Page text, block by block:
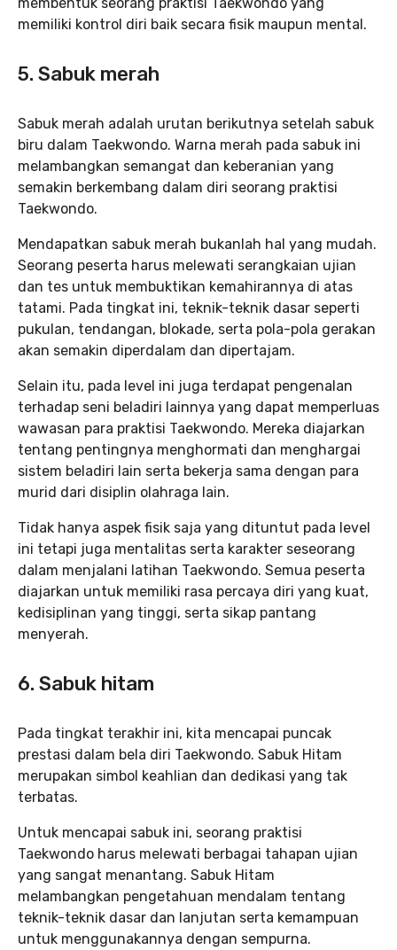
memiliki kontrol diri baik secara fisik maupun mental.
5. Sabuk merah
Sabuk merah adalah urutan berikutnya setelah sabuk
biru dalam Taekwondo. Warna merah pada sabuk ini
melambangkan semangat dan keberanian yang
semakin berkembang dalam diri seorang praktisi
Taekwondo.
Mendapatkan sabuk merah bukanlah hal yang mudah.
Seorang peserta harus melewati serangkaian ujian
dan tes untuk membuktikan kemahirannya di atas
tatami. Pada tingkat ini, teknik-teknik dasar seperti
pukulan, tendangan, blokade, serta pola-pola gerakan
akan semakin diperdalam dan dipertajam.
Selain itu, pada level ini juga terdapat pengenalan
terhadap seni beladiri lainnya yang dapat memperluas
wawasan para praktisi Taekwondo. Mereka diajarkan
tentang pentingnya menghormati dan menghargai
sistem beladiri lain serta bekerja sama dengan para
murid dari disiplin olahraga lain.
Tidak hanya aspek fisik saja yang dituntut pada level
ini tetapi juga mentalitas serta karakter seseorang
dalam menjalani latihan Taekwondo. Semua peserta
diajarkan untuk memiliki rasa percaya diri yang kuat,
kedisiplinan yang tinggi, serta sikap pantang
menyerah.
6. Sabuk hitam
Pada tingkat terakhir ini, kita mencapai puncak
prestasi dalam bela diri Taekwondo. Sabuk Hitam
merupakan simbol keahlian dan dedikasi yang tak
terbatas.
Untuk mencapai sabuk ini, seorang praktisi
Taekwondo harus melewati berbagai tahapan ujian
yang sangat menantang. Sabuk Hitam
melambangkan pengetahuan mendalam tentang
teknik-teknik dasar dan lanjutan serta kemampuan
untuk menggunakannya dengan sempurna.